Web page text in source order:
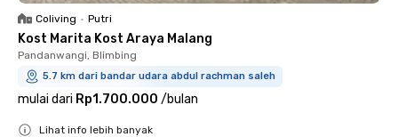
Coliving • Putri
Kost Marita Kost Araya Malang
Pandanwangi, Blimbing
5.7 km dari bandar udara abdul rachman saleh
mulai dari Rp1.700.000 /bulan
Lihat info lebih banyak